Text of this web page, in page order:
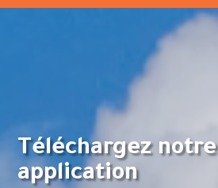
Téléchargez notre
application